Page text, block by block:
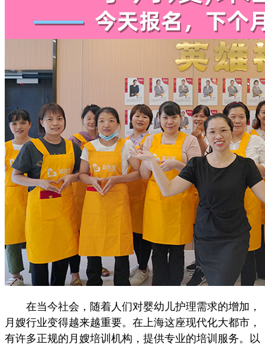
在当今社会，随着人们对婴幼儿护理需求的增加，
月嫂行业变得越来越重要。在上海这座现代化大都市，
有许多正规的月嫂培训机构，提供专业的培训服务。以